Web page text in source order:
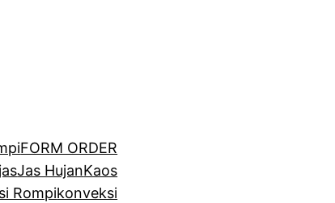
FORM ORDER
jasJas HujanKaos
Rompikonveksi